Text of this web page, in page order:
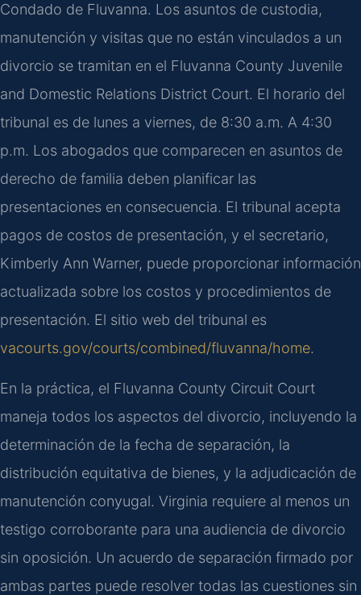
Condado de Fluvanna. Los asuntos de custodia,
manutención y visitas que no están vinculados a un
divorcio se tramitan en el Fluvanna County Juvenile
and Domestic Relations District Court. El horario del
tribunal es de lunes a viernes, de 8:30 a.m. A 4:30
p.m. Los abogados que comparecen en asuntos de
derecho de familia deben planificar las
presentaciones en consecuencia. El tribunal acepta
pagos de costos de presentación, y el secretario,
Kimberly Ann Warner, puede proporcionar información
actualizada sobre los costos y procedimientos de
presentación. El sitio web del tribunal es
vacourts.gov/courts/combined/fluvanna/home.
En la práctica, el Fluvanna County Circuit Court
maneja todos los aspectos del divorcio, incluyendo la
determinación de la fecha de separación, la
distribución equitativa de bienes, y la adjudicación de
manutención conyugal. Virginia requiere al menos un
testigo corroborante para una audiencia de divorcio
sin oposición. Un acuerdo de separación firmado por
ambas partes puede resolver todas las cuestiones sin